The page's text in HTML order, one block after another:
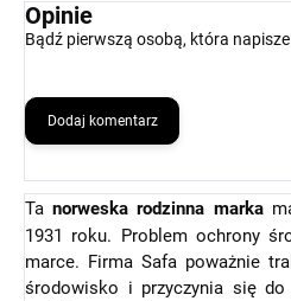
Opinie
Bądź pierwszą osobą, która
Dodaj komentarz
Tanorweska rodzinna marka
1931 roku. Problem ochrony
marce. Firma Safa poważnie
środowisko i przyczynia się